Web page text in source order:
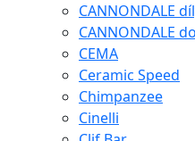
CANNONDALE
CANNONDALE
CEMA
Ceramic Speed
Chimpanzee
Cinelli